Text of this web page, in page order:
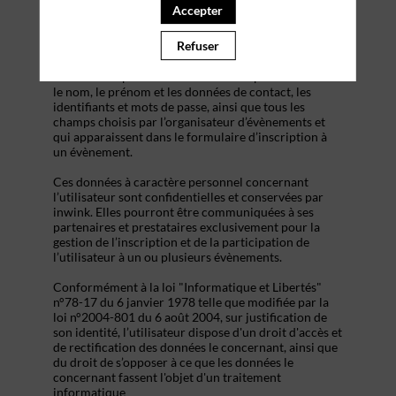
évènement, et de consulter les informations relatives
à l’organisation pratique et logistique d’un
le nom, le prénom et les données de contact, les
identifiants et mots de passe, ainsi que tous les
champs choisis par l’organisateur d’évènements et
qui apparaissent dans le formulaire d’inscription à
un évènement.
Ces données à caractère personnel concernant
l’utilisateur sont confidentielles et conservées par
inwink. Elles pourront être communiquées à ses
partenaires et prestataires exclusivement pour la
gestion de l’inscription et de la participation de
l’utilisateur à un ou plusieurs évènements.
Conformément à la loi "Informatique et Libertés"
n°78-17 du 6 janvier 1978 telle que modifiée par la
loi n°2004-801 du 6 août 2004, sur justification de
son identité, l’utilisateur dispose d'un droit d'accès et
de rectification des données le concernant, ainsi que
du droit de s’opposer à ce que les données le
concernant fassent l'objet d'un traitement
informatique
Accepter
Refuser